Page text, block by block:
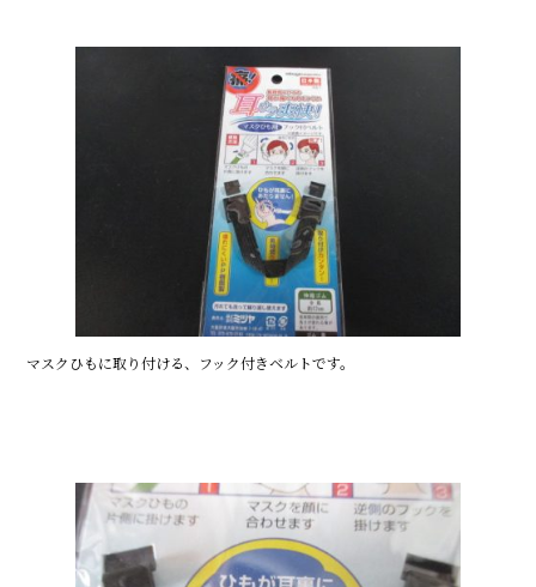
マスクひもに取り付ける、フック付きベルトです。